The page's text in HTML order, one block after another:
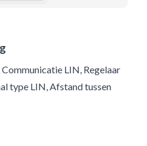
LIN, Regelaar
type LIN, Afstand tussen